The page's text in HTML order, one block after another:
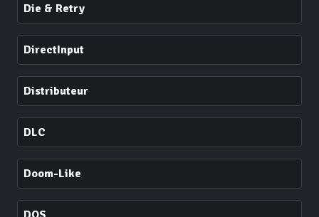
Die & Retry
DirectInput
Distributeur
DLC
Doom-Like